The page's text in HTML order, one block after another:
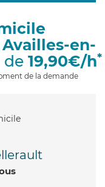
g
i
o
n
Availles-en-
de 19,90€/h*
de la demande